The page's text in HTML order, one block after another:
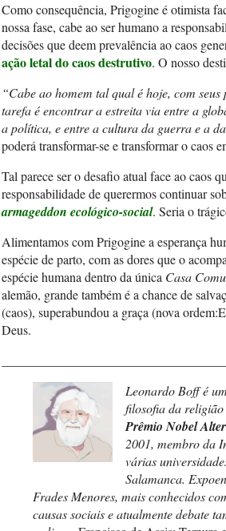
Como consequência, Prigogine é otimista
nossa fase, cabe ao ser humano a
decisões que deem prevalência ao caos
ação letal do caos destrutivo. O nosso
“Cabe ao homem tal qual é hoje, com
tarefa é encontrar a estreita via entre a
a política, e entre a cultura da guerra e a
poderá transformar-se e transformar o caos
Tal parece ser o desafio atual face ao caos
responsabilidade de querermos continuar
armageddon ecológico-social. Seria o
Alimentamos com Prigogine a esperança
espécie de parto, com as dores que o
espécie humana dentro da única Casa
alemão, grande também é a chance de
(caos), superabundou a graça (nova
Deus.
Leonardo Boff é
filosofia da
Prêmio Nobel
2001, membro da
várias
Salamanca.
Frades Menores, mais conhecidos
causas sociais e atualmente debate